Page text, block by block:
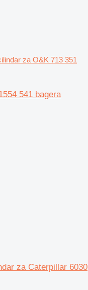
za O&K 713 351
541 bagera
za Caterpillar 6030